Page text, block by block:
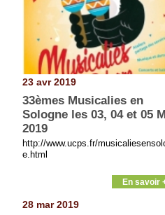
23 avr 2019
33èmes Musicalies en
Sologne les 03, 04 et 05
2019
http://www.ucps.fr/
e.html
En savoir
28 mar 2019